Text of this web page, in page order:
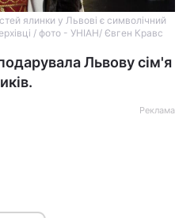
ялинки у Львові є символічний
/ фото - УНІАН/ Євген Кравс
Львову сім'я
Реклама